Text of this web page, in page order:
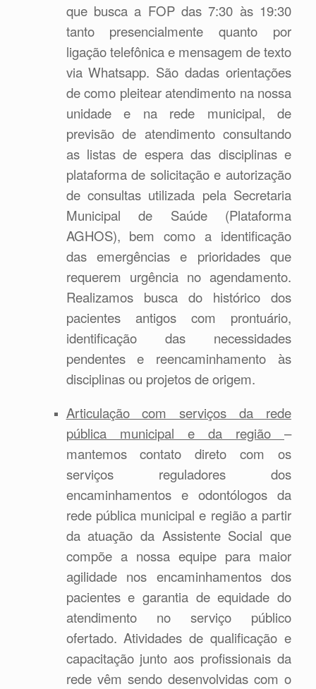
que busca a FOP das 7:30 às 19:30
tanto presencialmente quanto por
ligação telefônica e mensagem de texto
via Whatsapp. São dadas orientações
de como pleitear atendimento na nossa
unidade e na rede municipal, de
previsão de atendimento consultando
as listas de espera das disciplinas e
plataforma de solicitação e autorização
de consultas utilizada pela Secretaria
Municipal de Saúde (Plataforma
AGHOS), bem como a identificação
das emergências e prioridades que
requerem urgência no agendamento.
Realizamos busca do histórico dos
pacientes antigos com prontuário,
identificação das necessidades
pendentes e reencaminhamento às
disciplinas ou projetos de origem.
Articulação com serviços da rede
pública municipal e da região –
mantemos contato direto com os
serviços reguladores dos
encaminhamentos e odontólogos da
rede pública municipal e região a partir
da atuação da Assistente Social que
compõe a nossa equipe para maior
agilidade nos encaminhamentos dos
pacientes e garantia de equidade do
atendimento no serviço público
ofertado. Atividades de qualificação e
capacitação junto aos profissionais da
rede vêm sendo desenvolvidas com o